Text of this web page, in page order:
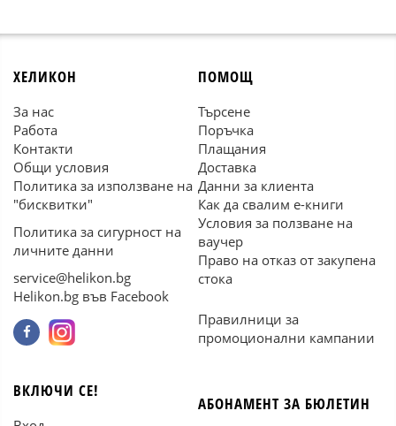
ХЕЛИКОН
За нас
Работа
Контакти
Общи условия
Политика за използване на
"бисквитки"
Политика за сигурност на
личните данни
service@helikon.bg
Helikon.bg във Facebook
ПОМОЩ
Търсене
Поръчка
Плащания
Доставка
Данни за клиента
Как да свалим е-книги
Условия за ползване на
ваучер
Право на отказ от закупена
стока
Правилници за
промоционални кампании
ВКЛЮЧИ СЕ!
АБОНАМЕНТ ЗА БЮЛЕТИН